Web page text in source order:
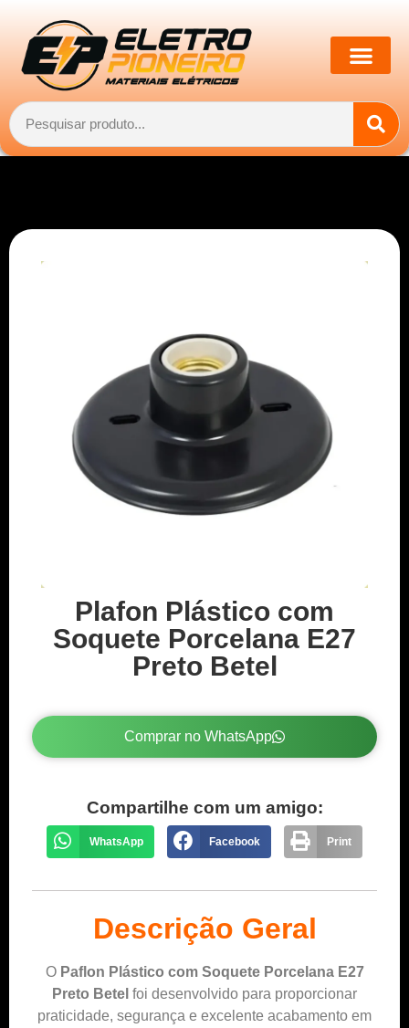
Plafon Plástico com
Soquete Porcelana E27
Preto Betel
Comprar no WhatsApp
Compartilhe com um amigo:
WhatsApp Facebook Print
Descrição Geral
O Paflon Plástico com Soquete Porcelana E27
Preto Betel foi desenvolvido para proporcionar
praticidade, segurança e excelente acabamento em